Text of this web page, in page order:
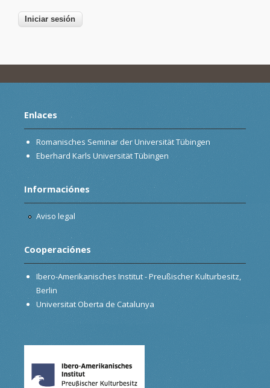
Enlaces
Romanisches Seminar der Universität Tübingen
Eberhard Karls Universität Tübingen
Informaciónes
Aviso legal
Cooperaciónes
Ibero-Amerikanisches Institut - Preußischer Kulturbesitz,
Berlin
Universitat Oberta de Catalunya